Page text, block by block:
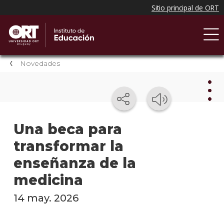
Novedades
Una beca para
transformar la
enseñanza de la
medicina
14 may. 2026